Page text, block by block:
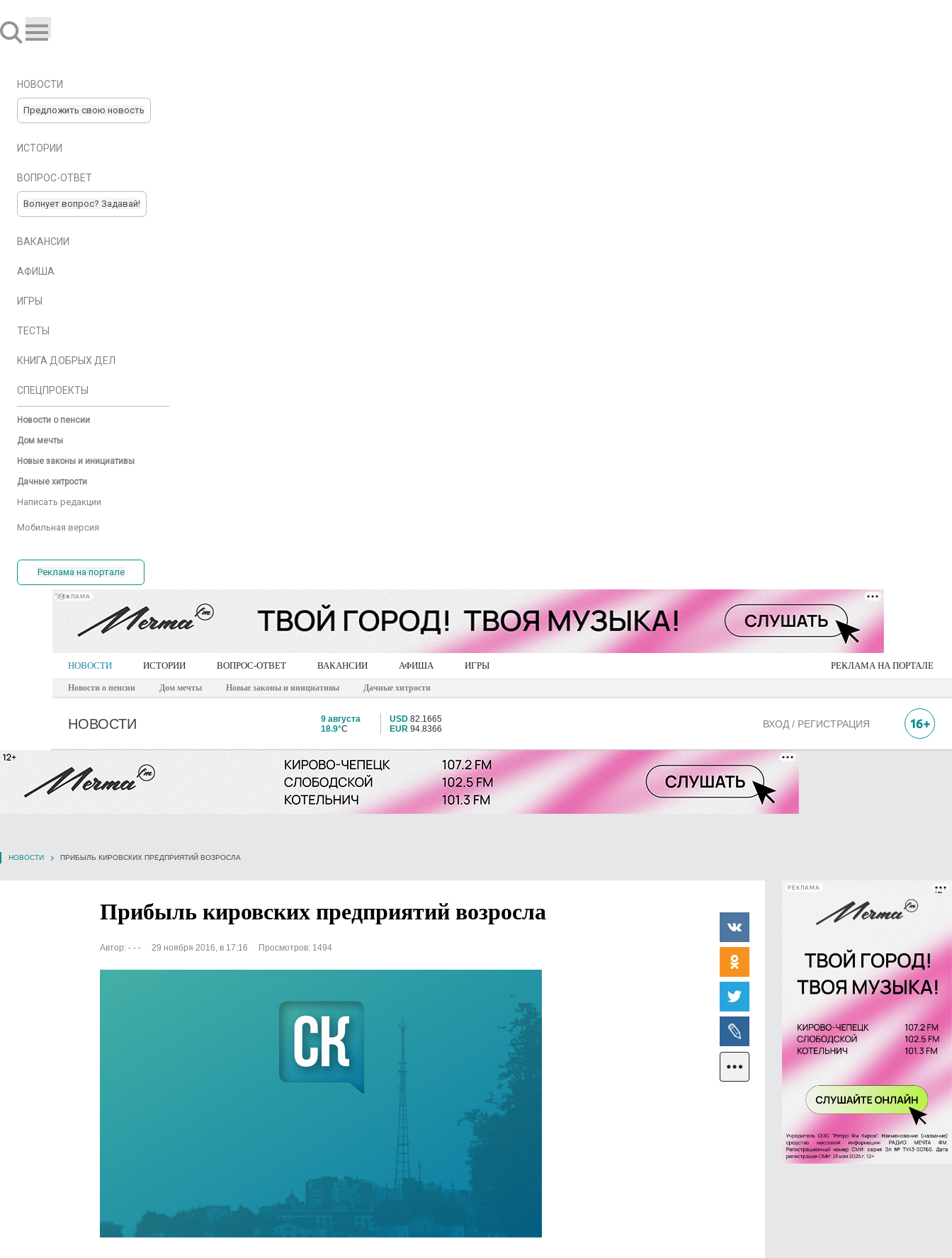
НОВОСТИ
Предложить свою новость
ИСТОРИИ
ВОПРОС-ОТВЕТ
Волнует вопрос? Задавай!
ВАКАНСИИ
АФИША
ИГРЫ
ТЕСТЫ
КНИГА ДОБРЫХ ДЕЛ
СПЕЦПРОЕКТЫ
Новости о пенсии
Дом мечты
Новые законы и инициативы
Дачные хитрости
Написать редакции
Мобильная версия
Реклама на портале
РЕКЛАМА
НОВОСТИ ИСТОРИИ ВОПРОС-ОТВЕТ ВАКАНСИИ АФИША ИГРЫ РЕКЛАМА НА ПОРТАЛЕ
Новости о пенсии Дом мечты Новые законы и инициативы Дачные хитрости
НОВОСТИ
9 августа
18.9°C
USD 82.1665
EUR 94.8366 ВХОД / РЕГИСТРАЦИЯ
НОВОСТИ ПРИБЫЛЬ КИРОВСКИХ ПРЕДПРИЯТИЙ ВОЗРОСЛА
Прибыль кировских предприятий возросла
Автор: - - - 29 ноября 2016, в 17:16 Просмотров: 1494
РЕКЛАМА